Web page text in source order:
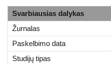
Svarbiausias dalykas
Žurnalas
Paskelbimo data
Studijų tipas